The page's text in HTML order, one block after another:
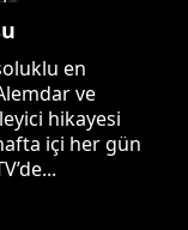
en
ve
hikayesi
içi her gün